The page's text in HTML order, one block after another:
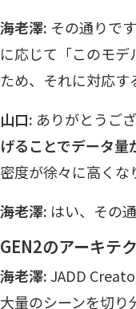
海老澤: その通りで
に応じて「このモ
ため、それに対応す
山口: ありがとうご
げることでデータ
密度が徐々に高く
海老澤: はい、その通
GEN2のアーキテ
海老澤:JADD
大量のシーンを切り